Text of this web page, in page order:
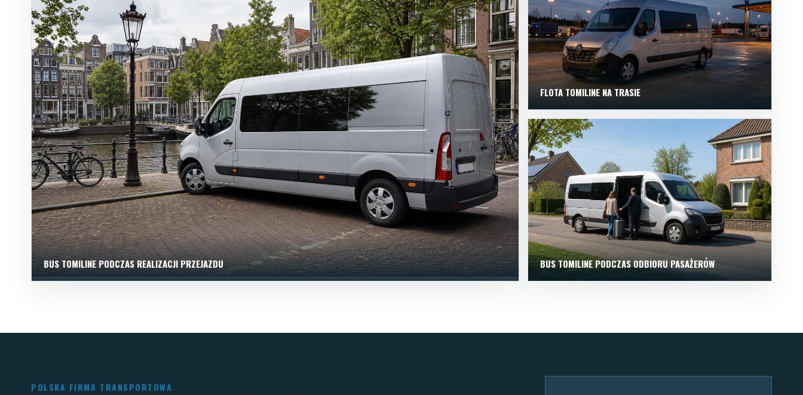
BUS TOMILINE PODCZAS REALIZACJI PRZEJAZDU
FLOTA TOMILINE NA TRASIE
BUS TOMILINE PODCZAS ODBIORU PASAŻERÓW
POLSKA FIRMA TRANSPORTOWA